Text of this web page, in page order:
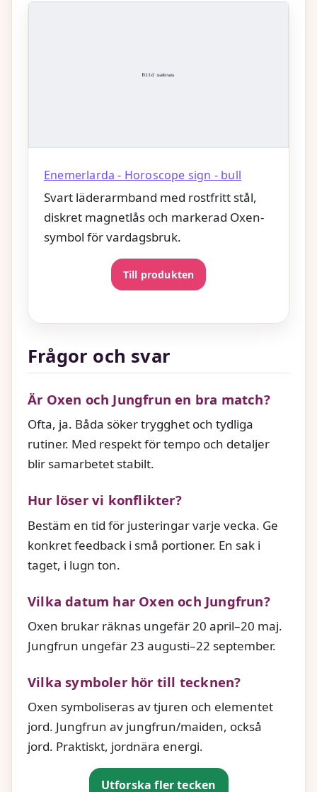
Enemerlarda - Horoscope sign - bull
Svart läderarmband med rostfritt stål,
diskret magnetlås och markerad Oxen-
symbol för vardagsbruk.
Till produkten
Frågor och svar
Är Oxen och Jungfrun en bra match?
Ofta, ja. Båda söker trygghet och tydliga
rutiner. Med respekt för tempo och detaljer
blir samarbetet stabilt.
Hur löser vi konflikter?
Bestäm en tid för justeringar varje vecka. Ge
konkret feedback i små portioner. En sak i
taget, i lugn ton.
Vilka datum har Oxen och Jungfrun?
Oxen brukar räknas ungefär 20 april–20 maj.
Jungfrun ungefär 23 augusti–22 september.
Vilka symboler hör till tecknen?
Oxen symboliseras av tjuren och elementet
jord. Jungfrun av jungfrun/maiden, också
jord. Praktiskt, jordnära energi.
Utforska fler tecken